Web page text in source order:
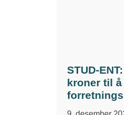
STUD-
kroner til